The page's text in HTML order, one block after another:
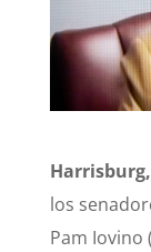
los
Pam Iovino